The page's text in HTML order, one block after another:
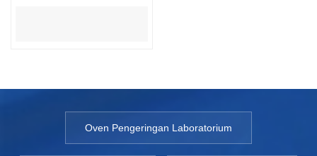
Oven Pengeringan Laboratorium